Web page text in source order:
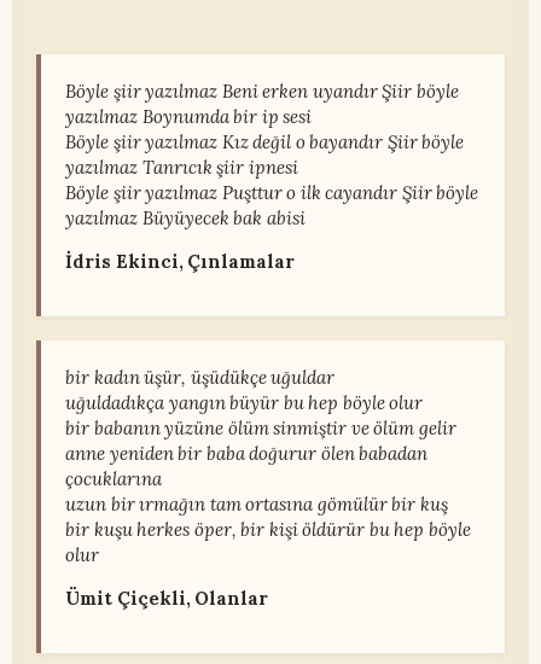
Böyle şiir yazılmaz Beni erken uyandır Şiir böyle
yazılmaz Boynumda bir ip sesi
Böyle şiir yazılmaz Kız değil o bayandır Şiir böyle
yazılmaz Tanrıcık şiir ipnesi
Böyle şiir yazılmaz Puşttur o ilk cayandır Şiir böyle
yazılmaz Büyüyecek bak abisi
İdris Ekinci, Çınlamalar
bir kadın üşür, üşüdükçe uğuldar
uğuldadıkça yangın büyür bu hep böyle olur
bir babanın yüzüne ölüm sinmiştir ve ölüm gelir
anne yeniden bir baba doğurur ölen babadan
çocuklarına
uzun bir ırmağın tam ortasına gömülür bir kuş
bir kuşu herkes öper, bir kişi öldürür bu hep böyle
olur
Ümit Çiçekli, Olanlar